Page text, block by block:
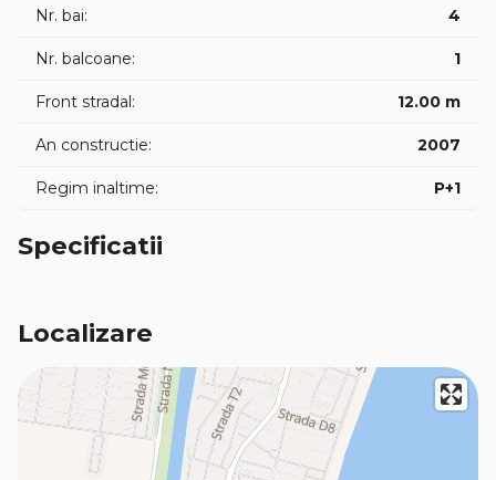
Nr. bai: 4
Nr. balcoane: 1
Front stradal: 12.00 m
An constructie: 2007
Regim inaltime: P+1
Specificatii
Localizare